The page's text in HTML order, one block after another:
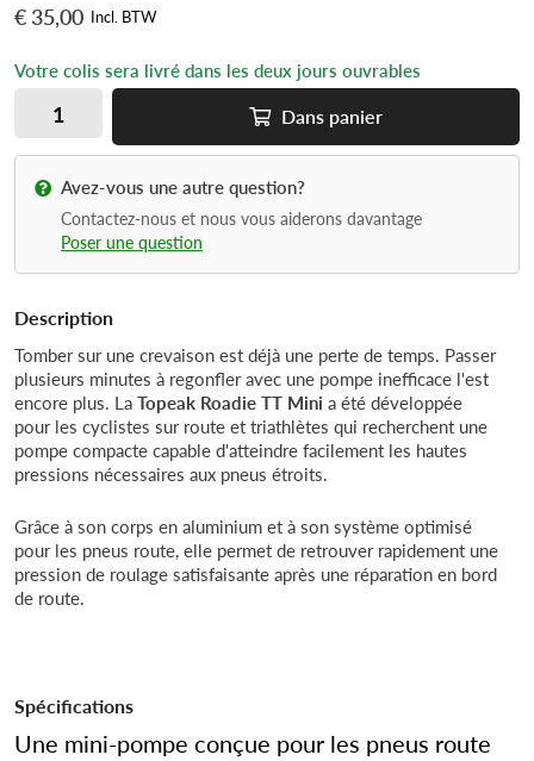
€ 35,00 Incl. BTW
Votre colis sera livré dans les deux jours ouvrables
Dans panier
Avez-vous une autre question?
Contactez-nous et nous vous aiderons davantage
Poser une question
Description
Tomber sur une crevaison est déjà une perte de temps. Passer
plusieurs minutes à regonfler avec une pompe inefficace l'est
encore plus. LaTopeak Roadie TT Mini a été développée
pour les cyclistes sur route et triathlètes qui recherchent une
pompe compacte capable d'atteindre facilement les hautes
pressions nécessaires aux pneus étroits.
Grâce à son corps en aluminium et à son système optimisé
pour les pneus route, elle permet de retrouver rapidement une
pression de roulage satisfaisante après une réparation en bord
de route.
Spécifications
Une mini-pompe conçue pour les pneus route